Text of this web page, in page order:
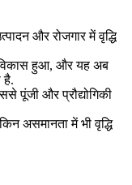
और रोजगार में वृद्धि
हुआ, और यह अब
है.
पूंजी और प्रौद्योगिकी
असमानता में भी वृद्धि